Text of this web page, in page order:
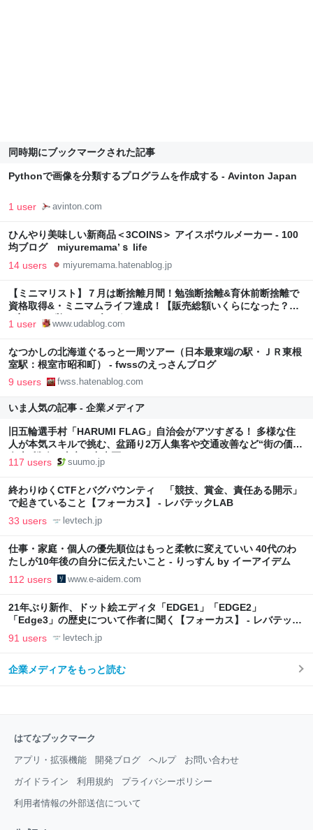
同時期にブックマークされた記事
Pythonで画像を分類するプログラムを作成する - Avinton Japan
1 user avinton.com
ひんやり美味しい新商品＜3COINS＞ アイスボウルメーカー - 100
均ブログ miyuremama’ｓ life
14 users miyuremama.hatenablog.jp
【ミニマリスト】７月は断捨離月間！勉強断捨離&育休前断捨離で
資格取得&・ミニマムライフ達成！【販売総額いくらになった？】
- 寝ても、覚めてもブログ
1 user www.udablog.com
なつかしの北海道ぐるっと一周ツアー（日本最東端の駅・ＪＲ東根
室駅：根室市昭和町） - fwssのえっさんブログ
9 users fwss.hatenablog.com
いま人気の記事 - 企業メディア
旧五輪選手村「HARUMI FLAG」自治会がアツすぎる！ 多様な住
人が本気スキルで挑む、盆踊り2万人集客や交通改善など“街の価値
向上”戦略 東京・中央区
117 users suumo.jp
終わりゆくCTFとバグバウンティ 「競技、賞金、責任ある開示」
で起きていること【フォーカス】 - レバテックLAB
33 users levtech.jp
仕事・家庭・個人の優先順位はもっと柔軟に変えていい 40代のわ
たしが10年後の自分に伝えたいこと - りっすん by イーアイデム
112 users www.e-aidem.com
21年ぶり新作、ドット絵エディタ「EDGE1」「EDGE2」
「Edge3」の歴史について作者に聞く【フォーカス】 - レバテック
LAB
91 users levtech.jp
企業メディアをもっと読む
はてなブックマーク
アプリ・拡張機能 開発ブログ ヘルプ お問い合わせ
ガイドライン 利用規約 プライバシーポリシー
利用者情報の外部送信について